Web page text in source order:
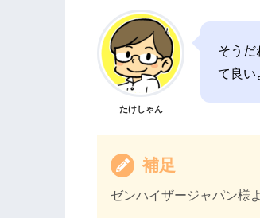
たけしゃん
そうだ
て良い
補足
ゼンハイザージャパン様